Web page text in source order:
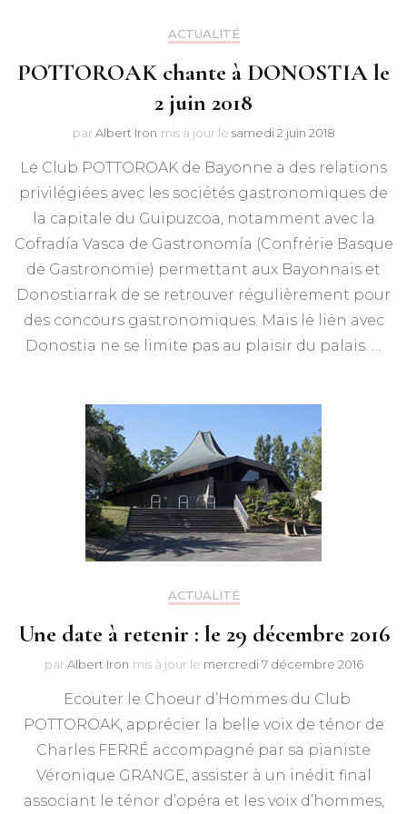
ACTUALITÉ
POTTOROAK chante à DONOSTIA le
2 juin 2018
par Albert Iron mis à jour le samedi 2 juin 2018
Le Club POTTOROAK de Bayonne a des relations
privilégiées avec les sociétés gastronomiques de
la capitale du Guipuzcoa, notamment avec la
Cofradía Vasca de Gastronomía (Confrérie Basque
de Gastronomie) permettant aux Bayonnais et
Donostiarrak de se retrouver régulièrement pour
des concours gastronomiques. Mais le lien avec
Donostia ne se limite pas au plaisir du palais. …
ACTUALITÉ
Une date à retenir : le 29 décembre 2016
par Albert Iron mis à jour le mercredi 7 décembre 2016
Ecouter le Choeur d’Hommes du Club
POTTOROAK, apprécier la belle voix de ténor de
Charles FERRÉ accompagné par sa pianiste
Véronique GRANGE, assister à un inédit final
associant le ténor d’opéra et les voix d’hommes,